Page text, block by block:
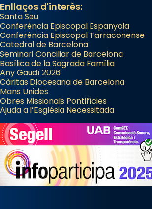
Enllaços d'interès:
Santa Seu
Conferència Episcopal Espanyola
Conferència Episcopal Tarraconense
Catedral de Barcelona
Seminari Conciliar de Barcelona
Basílica de la Sagrada Família
Any Gaudí 2026
Càritas Diocesana de Barcelona
Mans Unides
Obres Missionals Pontifícies
Ajuda a l’Església Necessitada